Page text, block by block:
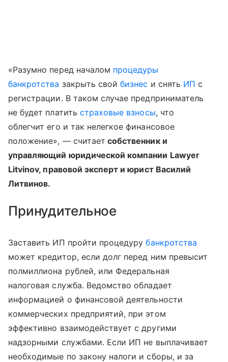
«Разумно перед началом процедуры
банкротства закрыть свойбизнес и снять ИП с
регистрации. В таком случае предприниматель
не будет платить страховые взносы, что
облегчит его и так нелегкое финансовое
положение», — считает собственник и
управляющий юридической компании Lawyer
Litvinov, правовой эксперт и юрист Василий
Литвинов.
Принудительное
Заставить ИП пройти процедурубанкротства
может кредитор, если долг перед ним превысит
полмиллиона рублей, или Федеральная
налоговая служба. Ведомство обладает
информацией о финансовой деятельности
коммерческих предприятий, при этом
эффективно взаимодействует с другими
надзорными службами. Если ИП не выплачивает
необходимые по закону налоги и сборы, и за